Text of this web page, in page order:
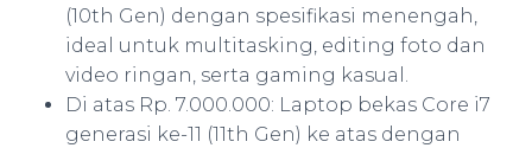
(10th Gen) dengan spesifikasi menengah,
ideal untuk multitasking, editing foto dan
video ringan, serta gaming kasual.
Di atas Rp. 7.000.000: Laptop bekas Core i7
generasi ke-11 (11th Gen) ke atas dengan